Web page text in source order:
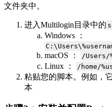
文件夹中。
进入Multilogin目录中的
Windows ：
macOS ： /Users/
Linux ： /home/
粘贴您的脚本。例如，
本